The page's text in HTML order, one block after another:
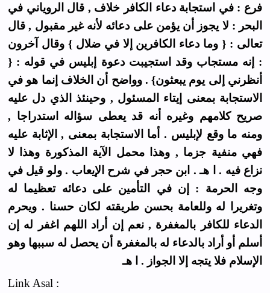
فرع : في استجابة دعاء الكافر خلاف , قال الروياني في
البحر : لا يجوز أن يؤمن على دعائه لأنه غير مقبول , قال
تعالى : { وما دعاء الكافرين إلا في ضلال } وقال آخرون
: إنه مستجاب وقد استجيبت دعوة إبليس في قوله : {
أنظرني إلى يوم يبعثون} . وواضح أن الخلاف إنما هو في
الاستجابة بمعنى إيتاء المسئول , وحينئذ الذي دل عليه
صريح كلامهم وغيره أنه قد يعطى سؤاله استدراجا ,
ومنه ما وقع لإبليس . أما الاستجابة بمعنى , الإثابة عليه
فهي منفية جزما , وهذا محمل الآية المذكورة وهذا لا
نزاع فيه . ا هـ . ابن حجر في شرح الإيعاب . ولو قيل في
وجه الحرمة : إن في التأمين على دعائه تعظيما له
وتغريرا له وللعامة بحسن طريقته لكان حسنا . ويحرم
الدعاء للكافر بالمغفرة , نعم إن أراد اللهم اغفر له إن
أسلم أو أراد بالدعاء له بالمغفرة أن يحصل له سببها وهو
الإسلام فلا يتجه إلا الجواز . ا هـ
Link Asal :